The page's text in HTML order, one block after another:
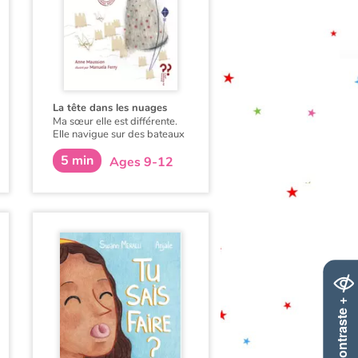
Contraste +
La tête dans les nuages
Ma sœur elle est différente.
Elle navigue sur des bateaux
de papiers qu’elle plie à
longueur de journée...
5 min Ages 9-12